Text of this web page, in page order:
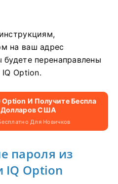
на ваш адрес
перенаправлены
Option.
Option И Получите Беспла
Долларов США
Для Новичков
пароля из
IQ Option